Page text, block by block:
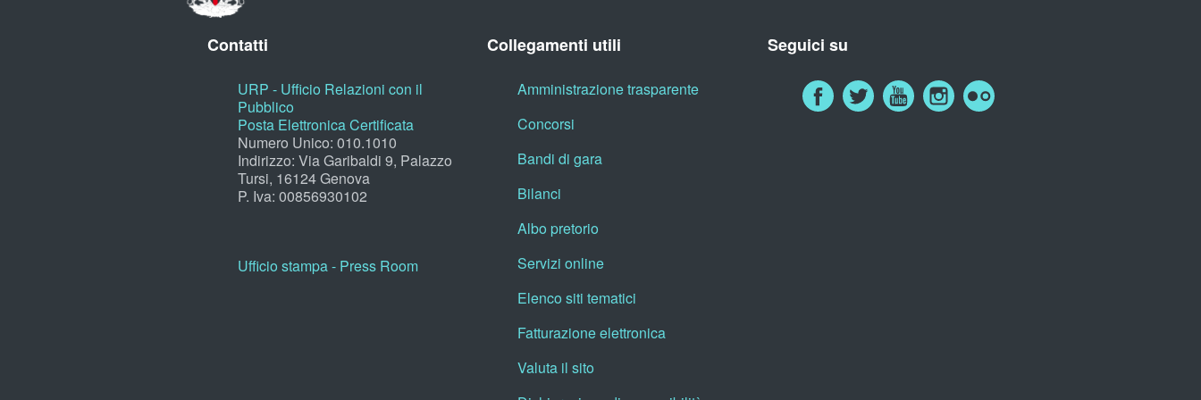
Contatti
URP - Ufficio Relazioni con il
Pubblico
Posta Elettronica Certificata
Numero Unico: 010.1010
Indirizzo: Via Garibaldi 9, Palazzo
Tursi, 16124 Genova
P. Iva: 00856930102
Ufficio stampa - Press Room
Collegamenti utili
Amministrazione trasparente
Concorsi
Bandi di gara
Bilanci
Albo pretorio
Servizi online
Elenco siti tematici
Fatturazione elettronica
Valuta il sito
Seguici su